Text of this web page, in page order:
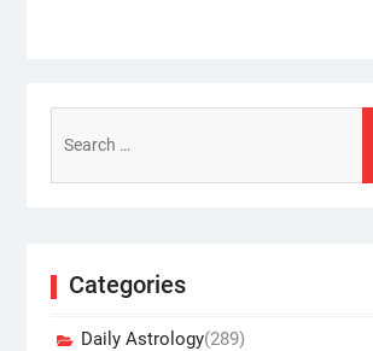
for:
Categories
Daily Astrology(289)